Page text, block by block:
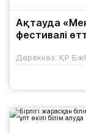
Ақтауда
фестивалі
Дереккөз: ҚР